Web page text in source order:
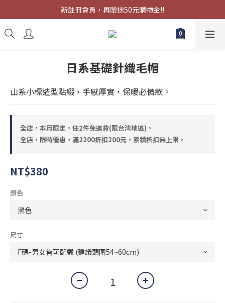
限時優惠，滿2200折扣200元，累積折扣無上限。
新註冊會員，再贈送50元購物金!!
限時優惠，滿2200折扣200元，累積折扣無上限。
日系基礎針織毛帽
山系小標造型點綴，手感厚實，保暖必備款。
全店，本月限定，任2件免運費(限台灣地區)。
全店，限時優惠，滿2200折扣200元，累積折扣無上限。
NT$380
顏色
尺寸